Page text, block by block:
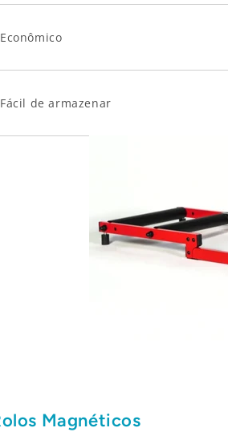
Econômico
Fácil de armazenar
Magnéticos